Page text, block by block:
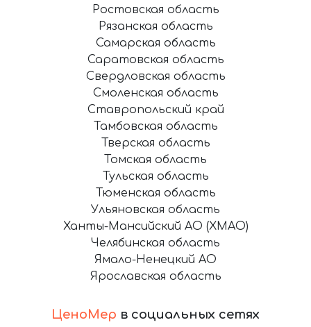
ЦеноМер в социальных сетях
Ростовская область
Рязанская область
Самарская область
Саратовская область
Свердловская область
Смоленская область
Ставропольский край
Тамбовская область
Тверская область
Томская область
Тульская область
Тюменская область
Ульяновская область
Ханты-Мансийский АО (ХМАО)
Челябинская область
Ямало-Ненецкий АО
Ярославская область